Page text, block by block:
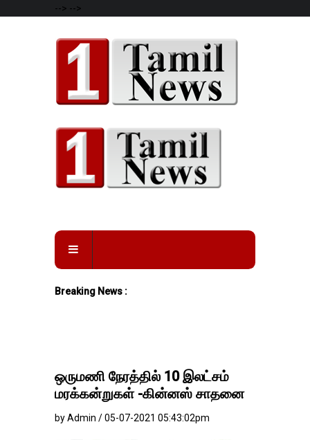
--> -->
Breaking News :
ஒருமணி நேரத்தில் 10 இலட்சம்
மரக்கன்றுகள் -கின்னஸ் சாதனை
by Admin / 05-07-2021 05:43:02pm